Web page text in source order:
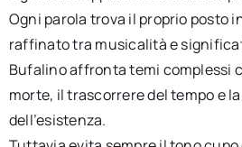
Ogni parola trova il proprio posto
raffinato tra musicalità e
Bufalino affronta temi complessi
morte, il trascorrere del tempo e
dell’esistenza.